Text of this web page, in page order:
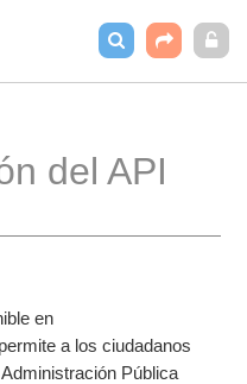
del API
a los ciudadanos
Pública